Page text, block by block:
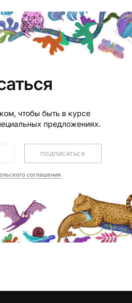
чтобы быть в курсе
предложениях.
ПОДПИСАТЬСЯ
соглашения